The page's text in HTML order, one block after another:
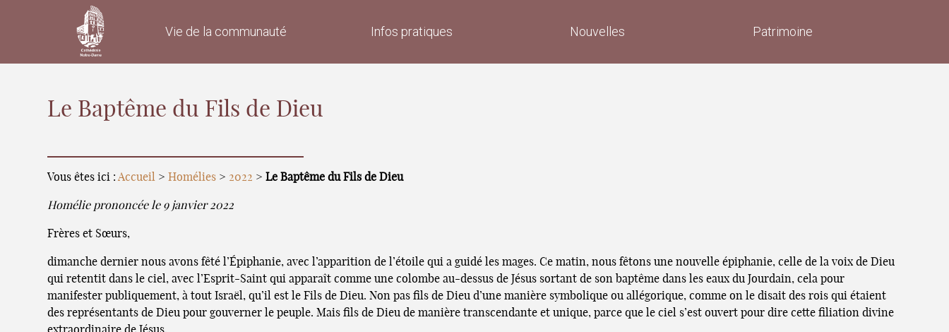
Vie de la communauté Infos pratiques Nouvelles Patrimoine
Le Baptême du Fils de Dieu
Vous êtes ici :Accueil > Homélies > 2022 >Le Baptême du Fils de Dieu
Homélie prononcée le 9 janvier 2022
Frères et Sœurs,
dimanche dernier nous avons fêté l’Épiphanie, avec l’apparition de l’étoile qui a guidé les mages. Ce matin, nous fêtons une nouvelle épiphanie, celle de la voix de Dieu
qui retentit dans le ciel, avec l’Esprit-Saint qui apparaît comme une colombe au-dessus de Jésus sortant de son baptême dans les eaux du Jourdain, cela pour
manifester publiquement, à tout Israël, qu’il est le Fils de Dieu. Non pas fils de Dieu d’une manière symbolique ou allégorique, comme on le disait des rois qui étaient
des représentants de Dieu pour gouverner le peuple. Mais fils de Dieu de manière transcendante et unique, parce que le ciel s’est ouvert pour dire cette filiation divine